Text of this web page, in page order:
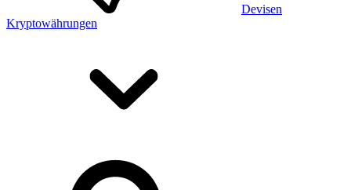
Devisen
Kryptowährungen